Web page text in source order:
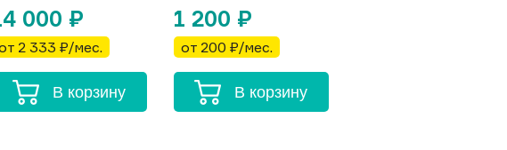
000 ₽
2 333 ₽/мес.
В корзину
1 200 ₽
от 200 ₽/мес.
В корзину